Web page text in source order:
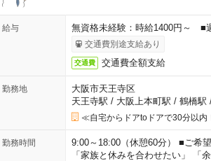
給与 無資格未経験：時給1400円～
交通費別途支給あり
交通費 交通費全額支給
勤務地
大阪市天王寺区
天王寺駅 / 大阪上本町駅 / 鶴橋駅
≪自宅からドアtoドアで30分以内
勤務時間
9:00～18:00（休憩60分） ■ご希
「家族と休みを合わせたい」 「